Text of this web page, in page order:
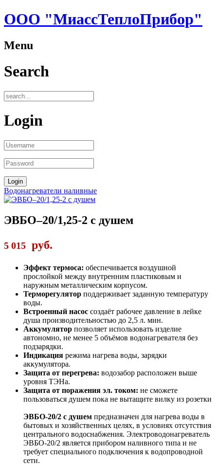
ООО "МиассТеплоПрибор"
Menu
Search
Login
Водонагреватели наливные
ЭВБО–20/1,25-2 с душем
5 015 руб.
Эффект термоса: обеспечивается воздушной
прослойкой между внутренним пластиковым и
наружным металлическим корпусом.
Терморегулятор поддерживает заданную температуру
воды.
Встроенный насос создаёт рабочее давление в лейке
душа производительностью до 2,5 л. мин.
Аккумулятор позволяет использовать изделие
автономно, не менее 5 объёмов водонагревателя без
подзарядки.
Индикация режима нагрева воды, зарядки
аккумулятора.
Защита от перегрева: водозабор расположен выше
уровня ТЭНа.
Защита от поражения эл. током: не сможете
пользоваться душем пока не вытащите вилку из розетки
ЭВБО-20/2 с душем предназначен для нагрева воды в
бытовых и хозяйственных целях, в условиях отсутствия
центрального водоснабжения. Электроводонагреватель
ЭВБО-20/2 является прибором наливного типа и не
требует специального подключения к водопроводной
сети.